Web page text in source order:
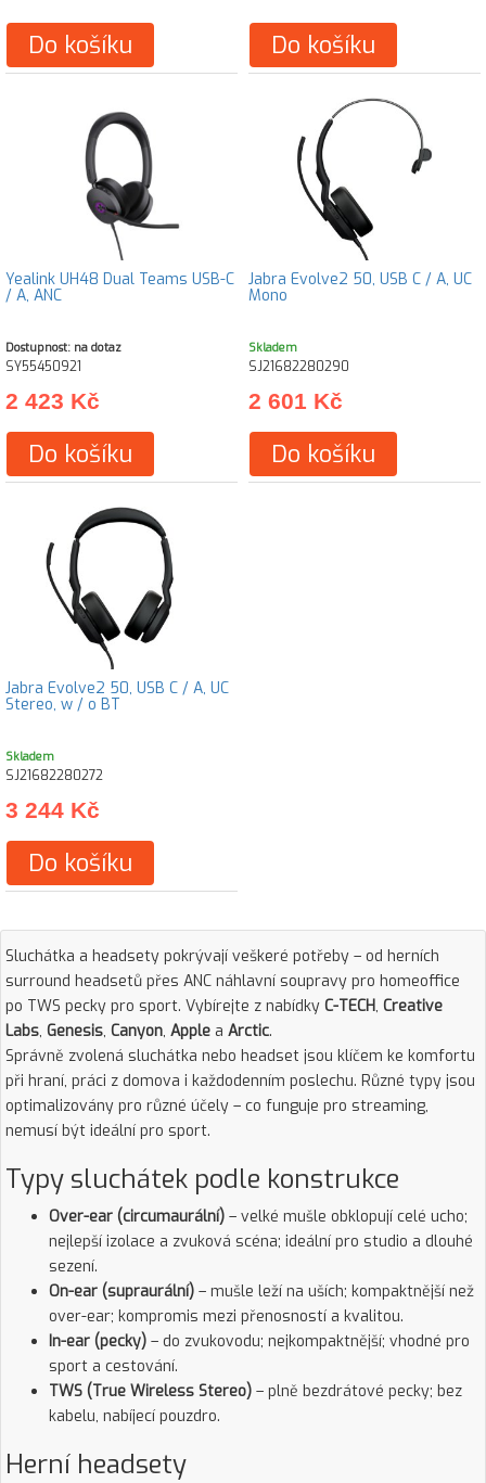
Do košíku Do košíku
Yealink UH48 Dual Teams USB-C
/ A, ANC
Dostupnost: na dotaz
SY55450921
2 423 Kč
Do košíku
Jabra Evolve2 50, USB C / A, UC
Mono
Skladem
SJ21682280290
2 601 Kč
Do košíku
Jabra Evolve2 50, USB C / A, UC
Stereo, w / o BT
Skladem
SJ21682280272
3 244 Kč
Do košíku
Sluchátka a headsety pokrývají veškeré potřeby – od herních
surround headsetů přes ANC náhlavní soupravy pro homeoffice
po TWS pecky pro sport. Vybírejte z nabídky C-TECH, Creative
Labs, Genesis, Canyon, Apple a Arctic.
Správně zvolená sluchátka nebo headset jsou klíčem ke komfortu
při hraní, práci z domova i každodenním poslechu. Různé typy jsou
optimalizovány pro různé účely – co funguje pro streaming,
nemusí být ideální pro sport.
Typy sluchátek podle konstrukce
Over-ear (circumaurální) – velké mušle obklopují celé ucho;
nejlepší izolace a zvuková scéna; ideální pro studio a dlouhé
sezení.
On-ear (supraurální) – mušle leží na uších; kompaktnější než
over-ear; kompromis mezi přenosností a kvalitou.
In-ear (pecky) – do zvukovodu; nejkompaktnější; vhodné pro
sport a cestování.
TWS (True Wireless Stereo) – plně bezdrátové pecky; bez
kabelu, nabíjecí pouzdro.
Herní headsety